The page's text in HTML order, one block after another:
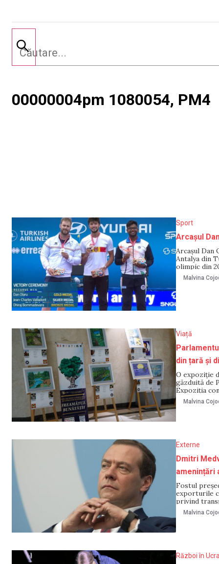
00000004pm 1080054, PM4
Sport
Arcașul
Arcașul Dan
Antalya din
olimpic din
Olaru se
Malvina
Viață
din țară și
O expoziție
găzduită de
Expoziția
unor creații
participanți
Malvina
Externe
Dmitri
amenințări
Fostul
exporturile
privind
HotNews.
Malvina
Război în